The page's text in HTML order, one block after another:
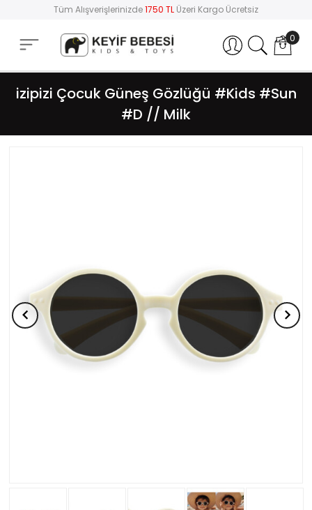
Tüm Alışverişlerinizde1750 TL Üzeri Kargo Ücretsiz
Hesabım 0
izipizi Çocuk Güneş Gözlüğü #Kids #Sun
#D // Milk